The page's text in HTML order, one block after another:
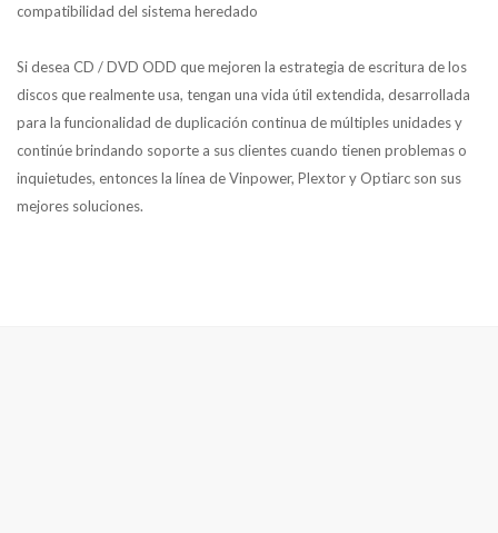
compatibilidad del sistema heredado
Si desea CD / DVD ODD que mejoren la estrategia de escritura de los
discos que realmente usa, tengan una vida útil extendida, desarrollada
para la funcionalidad de duplicación continua de múltiples unidades y
continúe brindando soporte a sus clientes cuando tienen problemas o
inquietudes, entonces la línea de Vinpower, Plextor y Optiarc son sus
mejores soluciones.